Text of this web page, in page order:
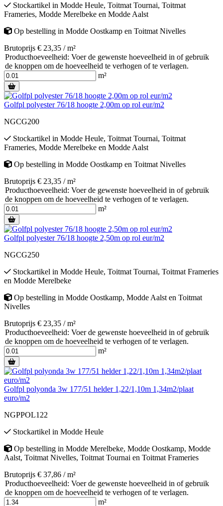
Stockartikel in Modde Heule, Toitmat Tournai, Toitmat
Frameries, Modde Merelbeke en Modde Aalst
Op bestelling in Modde Oostkamp en Toitmat Nivelles
Brutoprijs € 23,35 / m²
Producthoeveelheid: Voer de gewenste hoeveelheid in of gebruik
de knoppen om de hoeveelheid te verhogen of te verlagen.
m²
Golfpl polyester 76/18 hoogte 2,00m op rol eur/m2
NGCG200
Stockartikel in Modde Heule, Toitmat Tournai, Toitmat
Frameries, Modde Merelbeke en Modde Aalst
Op bestelling in Modde Oostkamp en Toitmat Nivelles
Brutoprijs € 23,35 / m²
Producthoeveelheid: Voer de gewenste hoeveelheid in of gebruik
de knoppen om de hoeveelheid te verhogen of te verlagen.
m²
Golfpl polyester 76/18 hoogte 2,50m op rol eur/m2
NGCG250
Stockartikel in Modde Heule, Toitmat Tournai, Toitmat Frameries
en Modde Merelbeke
Op bestelling in Modde Oostkamp, Modde Aalst en Toitmat
Nivelles
Brutoprijs € 23,35 / m²
Producthoeveelheid: Voer de gewenste hoeveelheid in of gebruik
de knoppen om de hoeveelheid te verhogen of te verlagen.
m²
Golfpl polyonda 3w 177/51 helder 1,22/1,10m 1,34m2/plaat
euro/m2
NGPPOL122
Stockartikel in Modde Heule
Op bestelling in Modde Merelbeke, Modde Oostkamp, Modde
Aalst, Toitmat Nivelles, Toitmat Tournai en Toitmat Frameries
Brutoprijs € 37,86 / m²
Producthoeveelheid: Voer de gewenste hoeveelheid in of gebruik
de knoppen om de hoeveelheid te verhogen of te verlagen.
m²